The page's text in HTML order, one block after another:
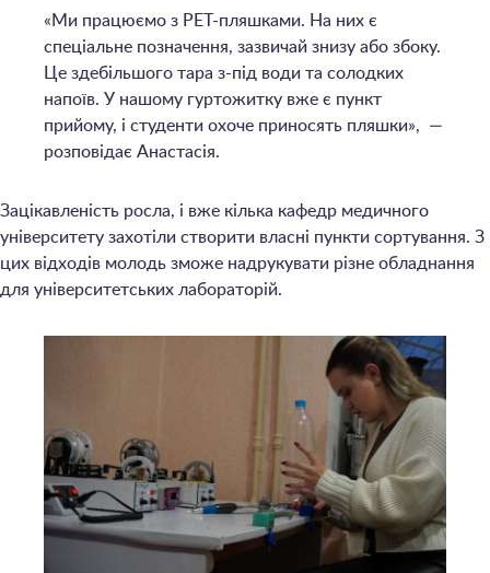
«Ми працюємо з PET-пляшками. На них є
спеціальне позначення, зазвичай знизу або збоку.
Це здебільшого тара з-під води та солодких
напоїв. У нашому гуртожитку вже є пункт
прийому, і студенти охоче приносять пляшки», —
розповідає Анастасія.
Зацікавленість росла, і вже кілька кафедр медичного
університету захотіли створити власні пункти сортування. З
цих відходів молодь зможе надрукувати різне обладнання
для університетських лабораторій.